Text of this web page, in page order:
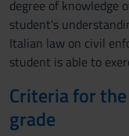
degree of knowledge
student's
Italian law on civil
student is able to
Criteria for
grade